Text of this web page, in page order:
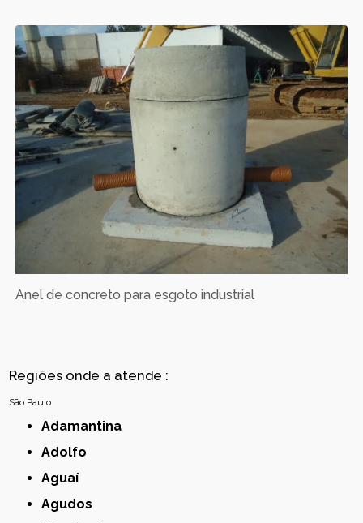
Anel de concreto para esgoto industrial
Regiões onde a atende :
São Paulo
Adamantina
Adolfo
Aguaí
Agudos